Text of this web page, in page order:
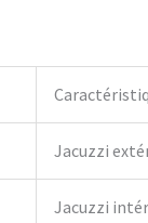
Jacuzzi
Jacuzzi